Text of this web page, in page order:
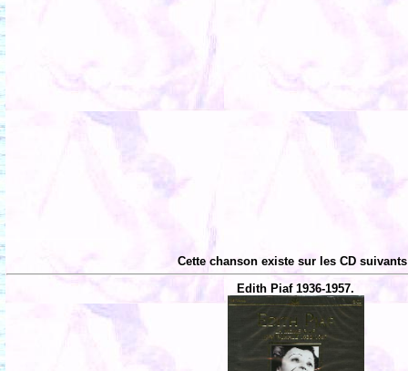
Cette chanson existe sur les CD
Edith Piaf 1936-1957.